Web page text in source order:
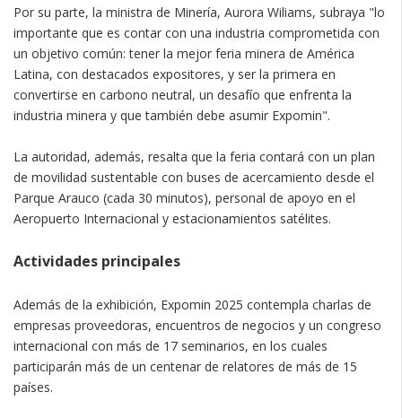
Por su parte, la ministra de Minería, Aurora Wiliams, subraya "lo
importante que es contar con una industria comprometida con
un objetivo común: tener la mejor feria minera de América
Latina, con destacados expositores, y ser la primera en
convertirse en carbono neutral, un desafío que enfrenta la
industria minera y que también debe asumir Expomin".
La autoridad, además, resalta que la feria contará con un plan
de movilidad sustentable con buses de acercamiento desde el
Parque Arauco (cada 30 minutos), personal de apoyo en el
Aeropuerto Internacional y estacionamientos satélites.
Actividades principales
Además de la exhibición, Expomin 2025 contempla charlas de
empresas proveedoras, encuentros de negocios y un congreso
internacional con más de 17 seminarios, en los cuales
participarán más de un centenar de relatores de más de 15
países.